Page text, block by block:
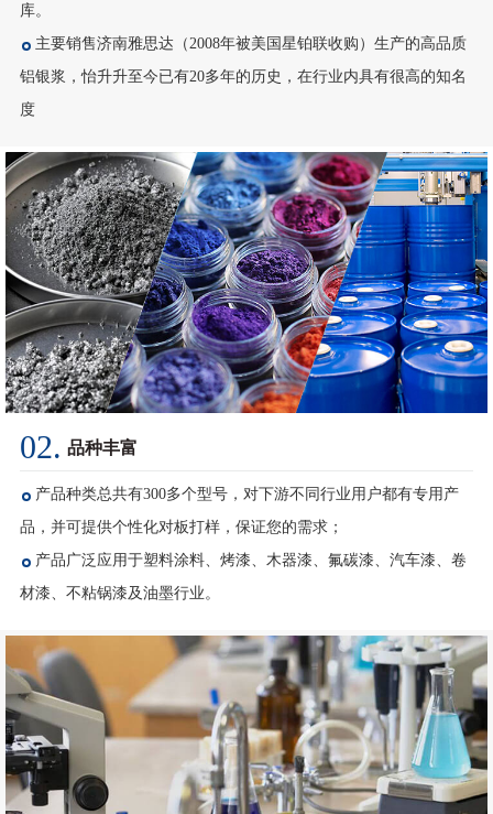
铝银浆，怡升升至今已有20多年的历史，在行业内具有很高的知名
度
02. 品种丰富
产品种类总共有300多个型号，对下游不同行业用户都有专用产
产品广泛应用于塑料涂料、烤漆、木器漆、氟碳漆、汽车漆、卷
材漆、不粘锅漆及油墨行业。